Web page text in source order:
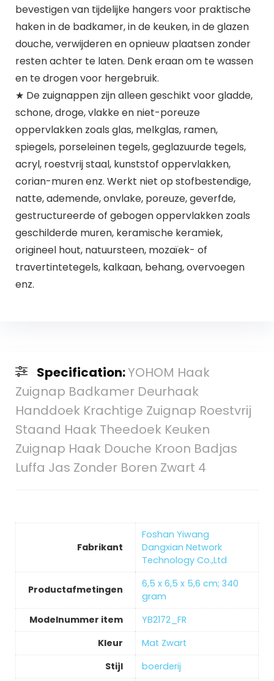
bevestigen van tijdelijke hangers voor praktische
haken in de badkamer, in de keuken, in de glazen
douche, verwijderen en opnieuw plaatsen zonder
resten achter te laten. Denk eraan om te wassen
en te drogen voor hergebruik.
★ De zuignappen zijn alleen geschikt voor gladde,
schone, droge, vlakke en niet-poreuze
oppervlakken zoals glas, melkglas, ramen,
spiegels, porseleinen tegels, geglazuurde tegels,
acryl, roestvrij staal, kunststof oppervlakken,
corian-muren enz. Werkt niet op stofbestendige,
natte, ademende, onvlake, poreuze, geverfde,
gestructureerde of gebogen oppervlakken zoals
geschilderde muren, keramische keramiek,
origineel hout, natuursteen, mozaïek- of
travertintetegels, kalkaan, behang, overvoegen
enz.
Specification:YOHOM Haak
Zuignap Badkamer Deurhaak
Handdoek Krachtige Zuignap Roestvrij
Staand Haak Theedoek Keuken
Zuignap Haak Douche Kroon Badjas
Luffa Jas Zonder Boren Zwart 4
Fabrikant
‎Foshan Yiwang
Dangxian Network
Technology Co.,Ltd
Productafmetingen
‎6,5 x 6,5 x 5,6 cm; 340
gram
Modelnummer item
‎YB2172_FR
Kleur
‎Mat Zwart
Stijl
‎boerderij